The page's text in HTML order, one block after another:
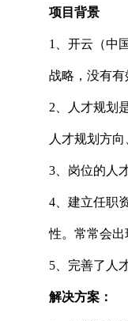
项目背景
1、开云（中
战略，没有有
2、人才规划
人才规划方
3、岗位的人
4、建立任职
性。常常会出
5、完善了人
解决方案：